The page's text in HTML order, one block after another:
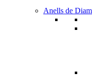
Anells de